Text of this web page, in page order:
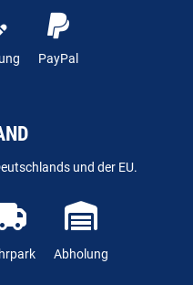
PayPal
und der EU.
Abholung